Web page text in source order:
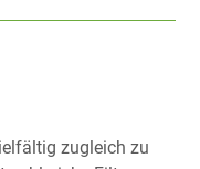
zugleich zu